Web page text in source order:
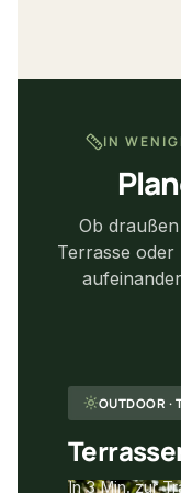
IN
Ob
Terrasse
OUTDOOR ·
In 3 Min. zur